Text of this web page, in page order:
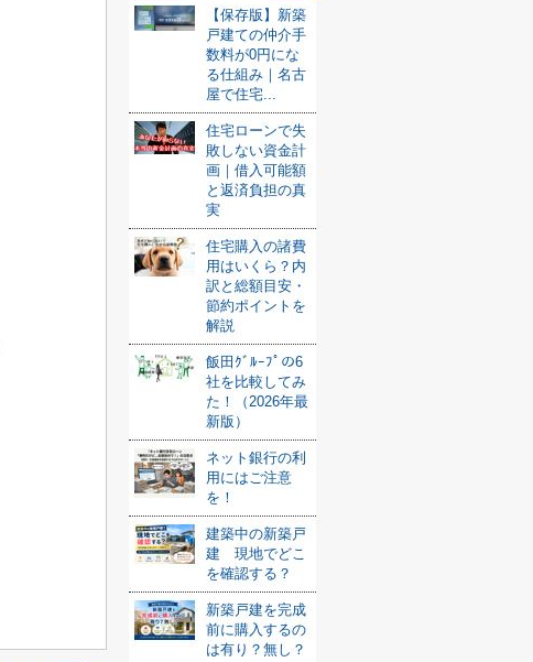
【保存版】新築
戸建ての仲介手
数料が0円にな
る仕組み｜名古
屋で住宅...
住宅ローンで失
敗しない資金計
画｜借入可能額
と返済負担の真
実
住宅購入の諸費
用はいくら？内
訳と総額目安・
節約ポイントを
解説
飯田ｸﾞﾙｰﾌﾟの6
社を比較してみ
た！（2026年最
新版）
ネット銀行の利
用にはご注意
を！
建築中の新築戸
建 現地でどこ
を確認する？
新築戸建を完成
前に購入するの
は有り？無し？